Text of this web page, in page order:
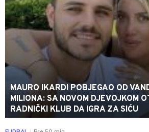
MAURO IKARDI POBJEGAO OD
MILIONA: SA NOVOM DJEVOJKOM
RADNIČKI KLUB DA IGRA ZA SIĆU